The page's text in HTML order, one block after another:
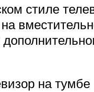
стиле
на тумбе